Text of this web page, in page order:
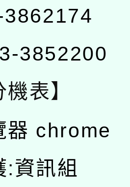
3852200
機表】
器 chrome
:資訊組